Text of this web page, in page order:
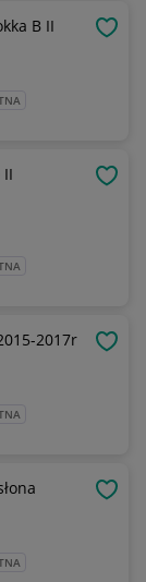
B II
II
2017r